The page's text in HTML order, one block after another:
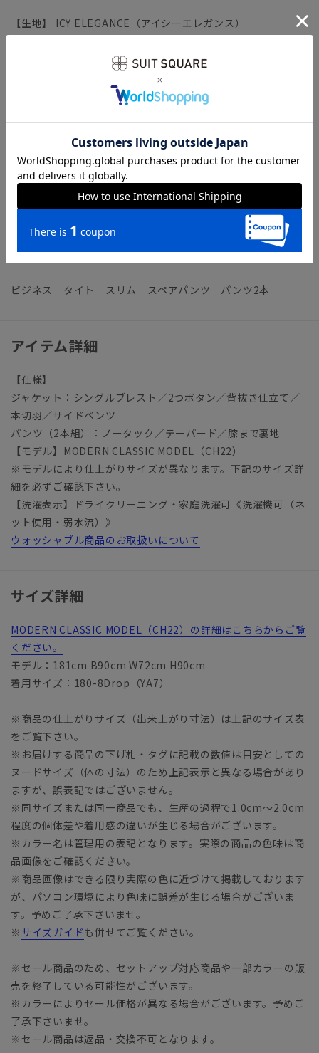
【生地】 ICY ELEGANCE（アイシーエレガンス）
でとサラッとした風合いが特徴。接触冷感性や通気性に加え
て、ウォッシャブル性も備えた、夏のビジネスシーンに最適な
ウォッシャブル／汚れてもご家庭で簡単にお洗濯が可能です。
接触冷感／暑い時期も快適に過ごせる、接触冷感性のある素材
を使用しています。
◆洗えるスーツ（ウォッシャブルスーツ）のおすすめ12選！コ
スパのいい選び方や洗い方を解説
ビジネス タイト スリム スペアパンツ パンツ2本
アイテム詳細
【仕様】
ジャケット：シングルブレスト／2つボタン／背抜き仕立て／
本切羽／サイドベンツ
パンツ（2本組）：ノータック／テーパード／膝まで裏地
【モデル】MODERN CLASSIC MODEL（CH22）
※モデルにより仕上がりサイズが異なります。下記のサイズ詳
細を必ずご確認下さい。
【洗濯表示】ドライクリーニング・家庭洗濯可《洗濯機可（ネ
ット使用・弱水流）》
ウォッシャブル商品のお取扱いについて
サイズ詳細
MODERN CLASSIC MODEL（CH22）の詳細はこちらからご覧
ください。
モデル：181cm B90cm W72cm H90cm
着用サイズ：180-8Drop（YA7）
※商品の仕上がりサイズ（出来上がり寸法）は上記のサイズ表
をご覧下さい。
※お届けする商品の下げ札・タグに記載の数値は目安としての
ヌードサイズ（体の寸法）のため上記表示と異なる場合があり
ますが、誤表記ではございません。
※同サイズまたは同一商品でも、生産の過程で1.0cm～2.0cm
程度の個体差や着用感の違いが生じる場合がございます。
※カラー名は管理用の表記となります。実際の商品の色味は商
品画像をご確認ください。
※商品画像はできる限り実際の色に近づけて掲載しております
が、パソコン環境により色味に誤差が生じる場合がございま
す。予めご了承下さいませ。
※ サイズガイドも併せてご覧ください。
※セール商品のため、セットアップ対応商品や一部カラーの販
売を終了している可能性がございます。
※カラーによりセール価格が異なる場合がございます。予めご
了承下さいませ。
※セール商品は返品・交換不可となります。